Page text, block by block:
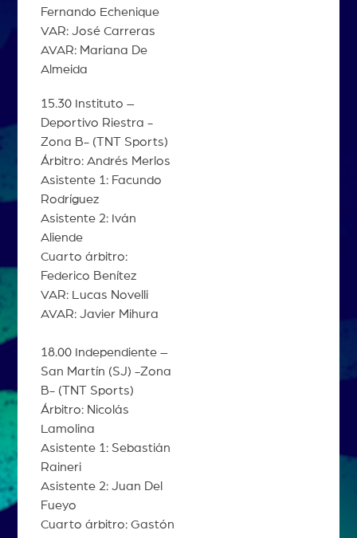
Fernando Echenique
VAR: José Carreras
AVAR: Mariana De
Almeida
15.30 Instituto –
Deportivo Riestra -
Zona B- (TNT Sports)
Árbitro: Andrés Merlos
Asistente 1: Facundo
Rodríguez
Asistente 2: Iván
Aliende
Cuarto árbitro:
Federico Benítez
VAR: Lucas Novelli
AVAR: Javier Mihura
18.00 Independiente –
San Martín (SJ) -Zona
B- (TNT Sports)
Árbitro: Nicolás
Lamolina
Asistente 1: Sebastián
Raineri
Asistente 2: Juan Del
Fueyo
Cuarto árbitro: Gastón